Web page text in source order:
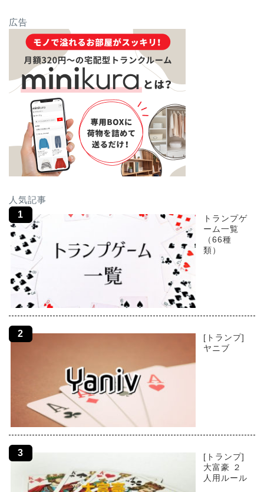
広告
人気記事
トランプゲ
ーム一覧
（66種
類）
[トランプ]
ヤニブ
[トランプ]
大富豪 ２
人用ルール